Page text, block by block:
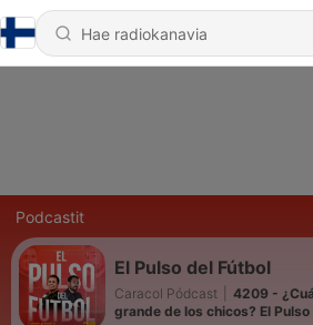
Podcastit
El Pulso del Fútbol
Caracol Pódcast
4209 -
grande de los chicos? El